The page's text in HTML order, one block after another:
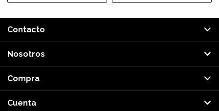
Contacto
Nosotros
Compra
Cuenta